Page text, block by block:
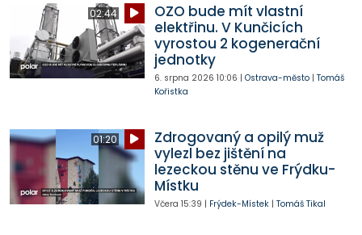
02:44
OZO bude mít vlastní
elektřinu. V Kunčicích
vyrostou 2 kogenerační
jednotky
6. srpna 2026 10:06 | Ostrava-město| Tomáš
Kořistka
01:20
Zdrogovaný a opilý muž
vylezl bez jištění na
lezeckou stěnu ve Frýdku-
Místku
Včera 15:39 | Frýdek-Místek| Tomáš Tikal